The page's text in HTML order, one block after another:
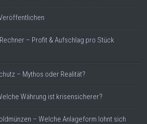
– Profit & Aufschlag pro Stück
– Mythos oder Realität?
Währung ist krisensicherer?
– Welche Anlageform lohnt sich